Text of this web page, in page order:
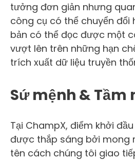
tưởng đơn giản nhưng
công cụ có thể chuyển đổi
bản có thể đọc được một
vượt lên trên những hạn
trích xuất dữ liệu truyền
Sứ mệnh & Tầm
Tại ChampX, điểm khởi
được thắp sáng bởi mong
tên cách chúng tôi giao